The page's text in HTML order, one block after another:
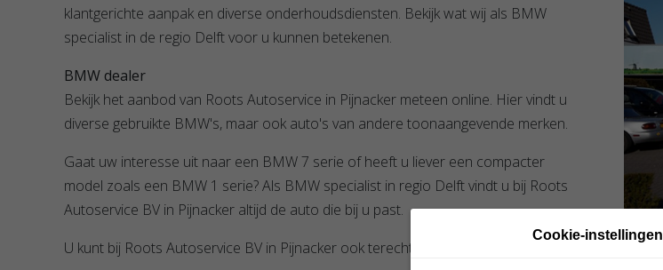
klantgerichte aanpak en diverse onderhoudsdiensten. Bekijk wat wij als BMW
specialist in de regio Delft voor u kunnen betekenen.
BMW dealer
Bekijk het aanbod van Roots Autoservice in Pijnacker meteen online. Hier vindt u
diverse gebruikte BMW's, maar ook auto's van andere toonaangevende merken.
Gaat uw interesse uit naar een BMW 7 serie of heeft u liever een compacter
model zoals een BMW 1 serie? Als BMW specialist in regio Delft vindt u bij Roots
Autoservice BV in Pijnacker altijd de auto die bij u past.
U kunt bij Roots Autoservice BV in Pijnacker ook terecht voor:
Cookie-instellingen